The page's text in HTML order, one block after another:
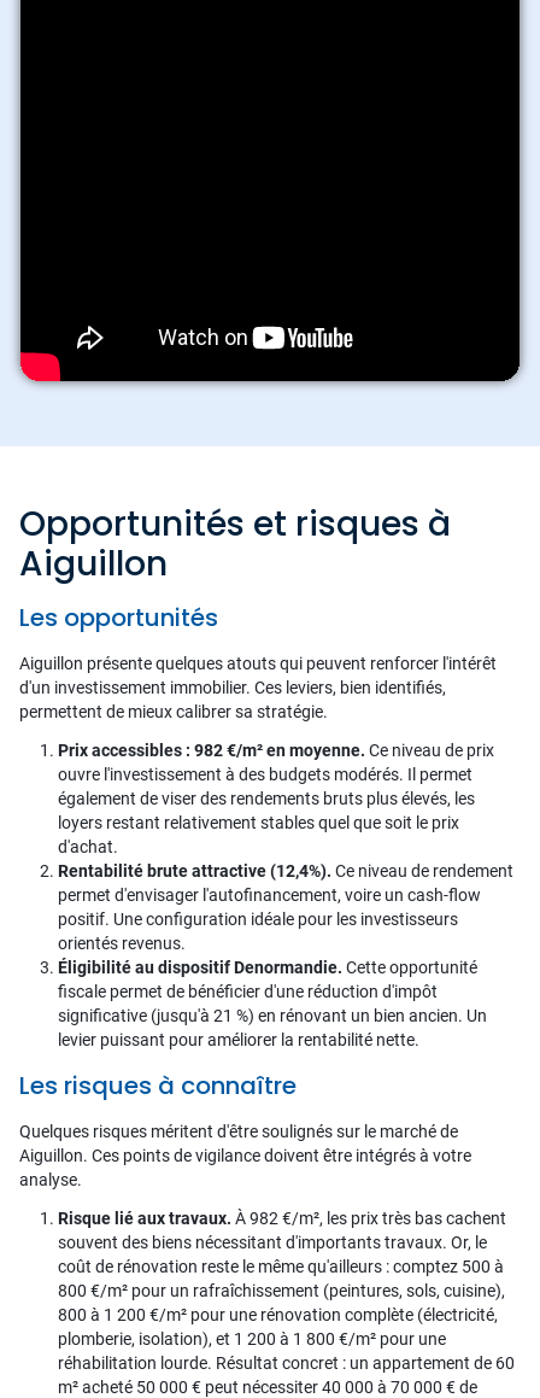
Opportunités et risques à
Aiguillon
Les opportunités
Aiguillon présente quelques atouts qui peuvent renforcer l'intérêt
d'un investissement immobilier. Ces leviers, bien identifiés,
permettent de mieux calibrer sa stratégie.
Prix accessibles : 982 €/m² en moyenne. Ce niveau de prix
ouvre l'investissement à des budgets modérés. Il permet
également de viser des rendements bruts plus élevés, les
loyers restant relativement stables quel que soit le prix
d'achat.
Rentabilité brute attractive (12,4%). Ce niveau de rendement
permet d'envisager l'autofinancement, voire un cash-flow
positif. Une configuration idéale pour les investisseurs
orientés revenus.
Éligibilité au dispositif Denormandie. Cette opportunité
fiscale permet de bénéficier d'une réduction d'impôt
significative (jusqu'à 21 %) en rénovant un bien ancien. Un
levier puissant pour améliorer la rentabilité nette.
Les risques à connaître
Quelques risques méritent d'être soulignés sur le marché de
Aiguillon. Ces points de vigilance doivent être intégrés à votre
analyse.
Risque lié aux travaux. À 982 €/m², les prix très bas cachent
souvent des biens nécessitant d'importants travaux. Or, le
coût de rénovation reste le même qu'ailleurs : comptez 500 à
800 €/m² pour un rafraîchissement (peintures, sols, cuisine),
800 à 1 200 €/m² pour une rénovation complète (électricité,
plomberie, isolation), et 1 200 à 1 800 €/m² pour une
réhabilitation lourde. Résultat concret : un appartement de 60
m² acheté 50 000 € peut nécessiter 40 000 à 70 000 € de